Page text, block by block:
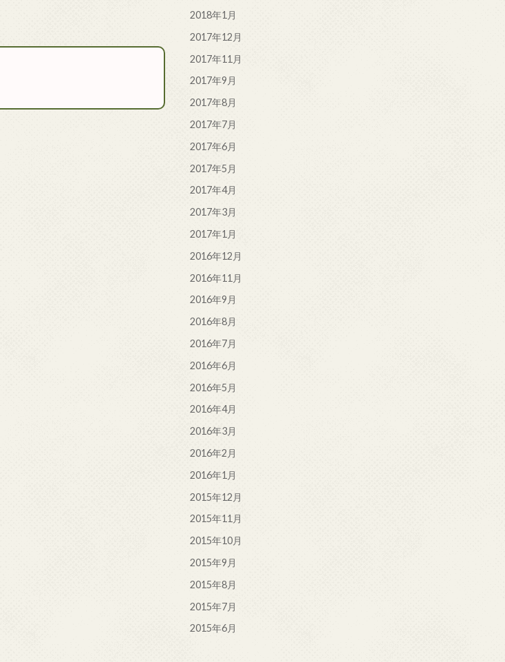
2018年1月
2017年12月
2017年11月
2017年9月
2017年8月
2017年7月
2017年6月
2017年5月
2017年4月
2017年3月
2017年1月
2016年12月
2016年11月
2016年9月
2016年8月
2016年7月
2016年6月
2016年5月
2016年4月
2016年3月
2016年2月
2016年1月
2015年12月
2015年11月
2015年10月
2015年9月
2015年8月
2015年7月
2015年6月